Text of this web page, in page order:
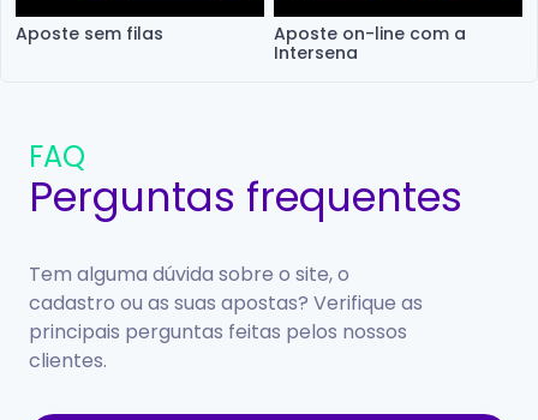
Aposte sem filas
Aposte on-line com a
Intersena
FAQ
Perguntas frequentes
Tem alguma dúvida sobre o site, o
cadastro ou as suas apostas? Verifique as
principais perguntas feitas pelos nossos
clientes.